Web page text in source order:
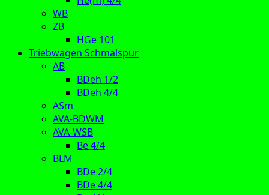
WB
ZB
HGe 101
Triebwagen Schmalspur
AB
BDeh 1/2
BDeh 4/4
ASm
AVA-BDWM
AVA-WSB
Be 4/4
BLM
BDe 2/4
BDe 4/4